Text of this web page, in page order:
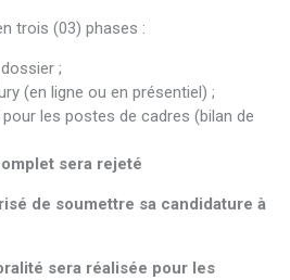
trois (03) phases :
;
(en ligne ou en présentiel) ;
pour les postes de cadres (bilan de
sera rejeté
de soumettre sa candidature à
sera réalisée pour les